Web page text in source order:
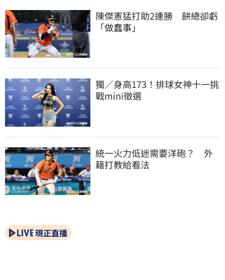
陳傑憲猛打助2連勝　餅總卻虧
「做蠢事」
獨／身高173！排球女神十一挑
戰mini徵選
統一火力低迷需要洋砲？　外
籍打教給看法
現正直播